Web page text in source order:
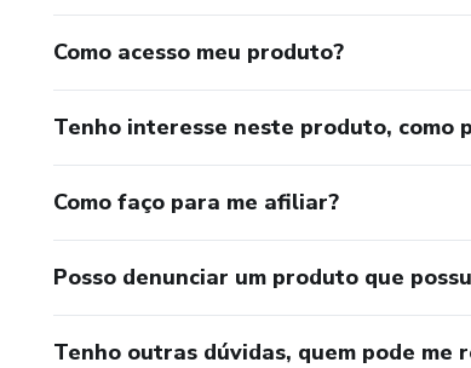
Como acesso meu produto?
Tenho interesse neste produto, como
Como faço para me afiliar?
Posso denunciar um produto que
Tenho outras dúvidas, quem pode me